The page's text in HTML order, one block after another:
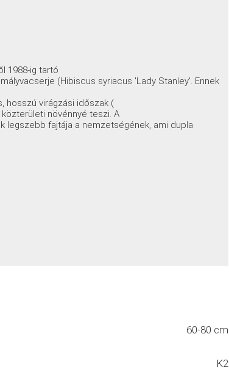
1988-ig tartó
(Hibiscus syriacus 'Lady Stanley'. Ennek
hosszú virágzási időszak (
növénnyé teszi. A
legszebb fajtája a nemzetségének, ami dupla
60-80 cm
K2